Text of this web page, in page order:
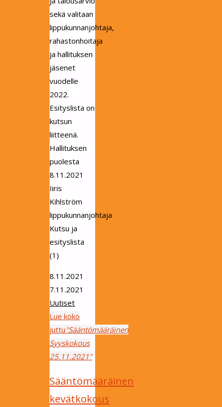
sekä valitaan
lippukunnanjohtaja,
rahastonhoitaja
ja hallituksen
jäsenet
vuodelle
2022.
Esityslista on
kutsun
liitteenä.
Hallituksen
puolesta
8.11.2021
Iiris
Kihlström
lippukunnanjohtaja
Kutsu ja
esityslista
(1)
8.11.2021
7.11.2021
Uutiset
Lue koko
juttu "Sääntömääräinen
Syyskokous
25.11.2021"
Sääntömääräinen
kevätkokous